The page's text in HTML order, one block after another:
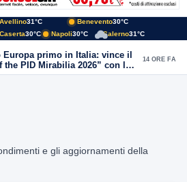
Avellino31°C Benevento30°C
Caserta30°C Napoli30°C Salerno31°C
Europa primo in Italia: vince il
the PID Mirabilia 2026” con la
nei musei del Sannio
14 ORE FA
e gli aggiornamenti della